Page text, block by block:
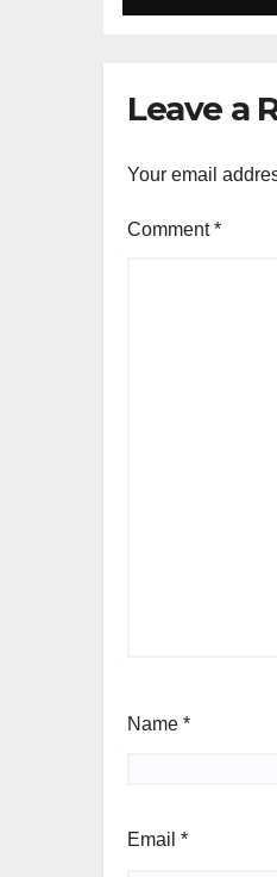
Leave a
Your email
Comment*
Name *
Email *